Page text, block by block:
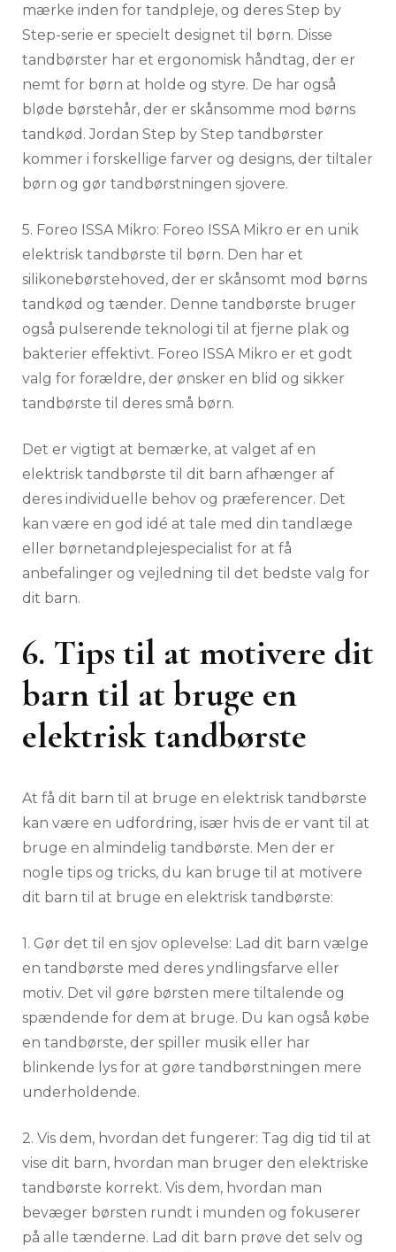
mærke inden for tandpleje, og deres Step by
Step-serie er specielt designet til børn. Disse
tandbørster har et ergonomisk håndtag, der er
nemt for børn at holde og styre. De har også
bløde børstehår, der er skånsomme mod børns
tandkød. Jordan Step by Step tandbørster
kommer i forskellige farver og designs, der tiltaler
børn og gør tandbørstningen sjovere.
5. Foreo ISSA Mikro: Foreo ISSA Mikro er en unik
elektrisk tandbørste til børn. Den har et
silikonebørstehoved, der er skånsomt mod børns
tandkød og tænder. Denne tandbørste bruger
også pulserende teknologi til at fjerne plak og
bakterier effektivt. Foreo ISSA Mikro er et godt
valg for forældre, der ønsker en blid og sikker
tandbørste til deres små børn.
Det er vigtigt at bemærke, at valget af en
elektrisk tandbørste til dit barn afhænger af
deres individuelle behov og præferencer. Det
kan være en god idé at tale med din tandlæge
eller børnetandplejespecialist for at få
anbefalinger og vejledning til det bedste valg for
dit barn.
6. Tips til at motivere dit
barn til at bruge en
elektrisk tandbørste
At få dit barn til at bruge en elektrisk tandbørste
kan være en udfordring, især hvis de er vant til at
bruge en almindelig tandbørste. Men der er
nogle tips og tricks, du kan bruge til at motivere
dit barn til at bruge en elektrisk tandbørste:
1. Gør det til en sjov oplevelse: Lad dit barn vælge
en tandbørste med deres yndlingsfarve eller
motiv. Det vil gøre børsten mere tiltalende og
spændende for dem at bruge. Du kan også købe
en tandbørste, der spiller musik eller har
blinkende lys for at gøre tandbørstningen mere
underholdende.
2. Vis dem, hvordan det fungerer: Tag dig tid til at
vise dit barn, hvordan man bruger den elektriske
tandbørste korrekt. Vis dem, hvordan man
bevæger børsten rundt i munden og fokuserer
på alle tænderne. Lad dit barn prøve det selv og